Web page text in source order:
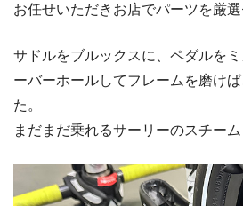
お任せいただきお店でパーツを厳選
サドルをブルックスに、ペダルを
ーバーホールしてフレームを磨け
た。
まだまだ乗れるサーリーのスチーム